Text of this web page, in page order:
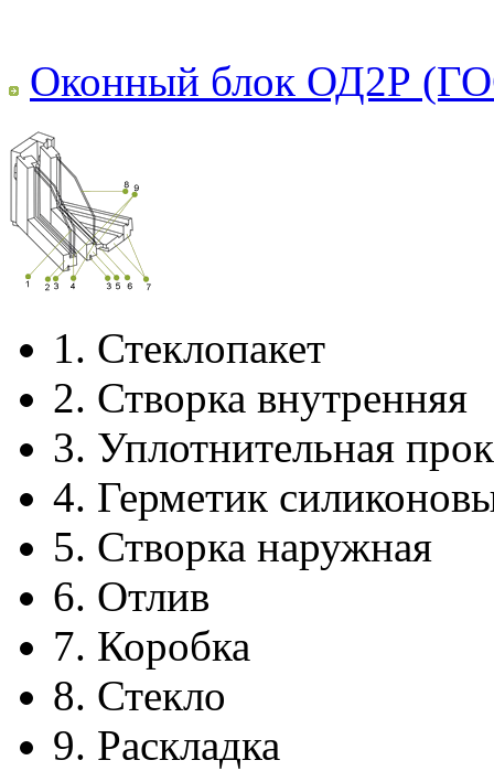
Оконный блок ОД2Р
1. Стеклопакет
2. Створка внутренняя
3. Уплотнительная
4. Герметик
5. Створка наружная
6. Отлив
7. Коробка
8. Стекло
9. Раскладка